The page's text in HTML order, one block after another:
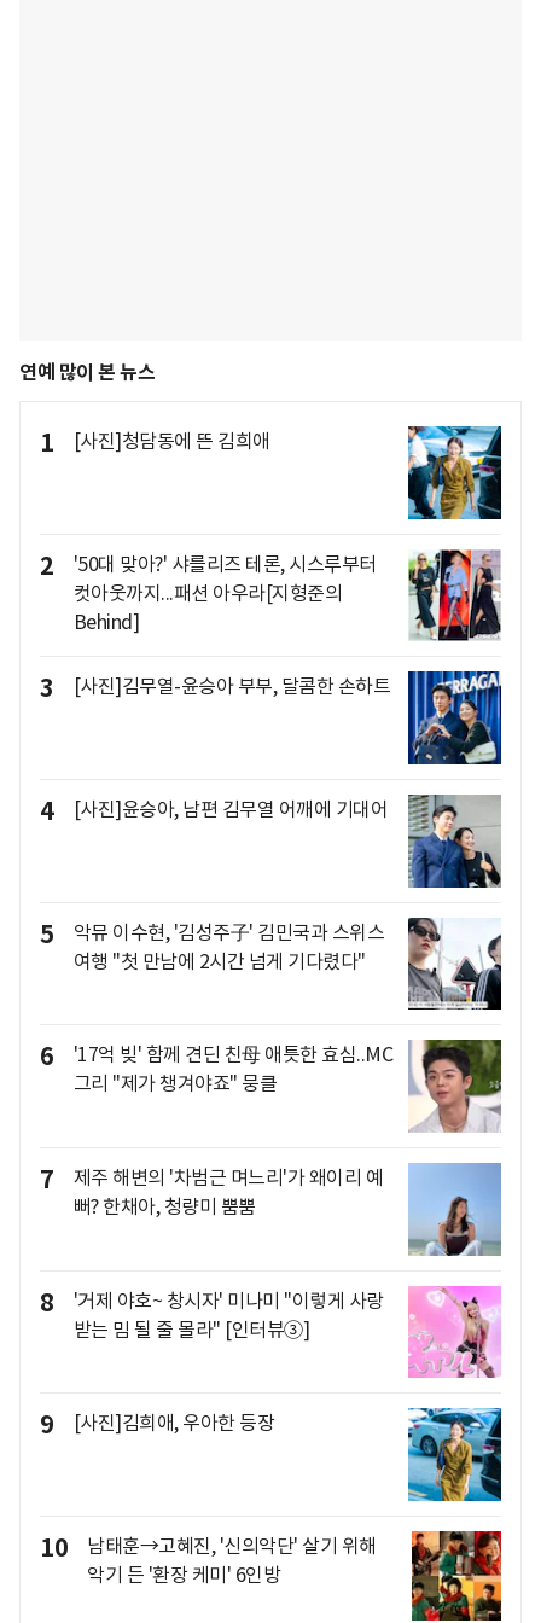
연예 많이 본 뉴스
1 [사진]청담동에 뜬 김희애
2
'50대 맞아?' 샤를리즈 테론, 시스루부터
컷아웃까지...패션 아우라[지형준의
Behind]
3 [사진]김무열-윤승아 부부, 달콤한 손하트
4 [사진]윤승아, 남편 김무열 어깨에 기대어
5
악뮤 이수현, '김성주子' 김민국과 스위스
여행 "첫 만남에 2시간 넘게 기다렸다"
6
'17억 빚' 함께 견딘 친母 애틋한 효심..MC
그리 "제가 챙겨야죠" 뭉클
7
제주 해변의 '차범근 며느리'가 왜이리 예
뻐? 한채아, 청량미 뿜뿜
8
'거제 야호~ 창시자' 미나미 "이렇게 사랑
받는 밈 될 줄 몰라" [인터뷰③]
9 [사진]김희애, 우아한 등장
10
남태훈→고혜진, '신의악단' 살기 위해
악기 든 '환장 케미' 6인방